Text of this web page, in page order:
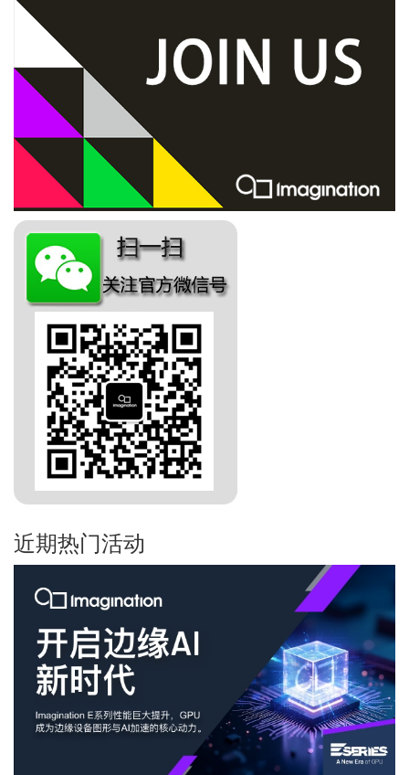
近期热门活动